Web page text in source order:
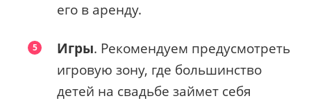
его в аренду.
Игры. Рекомендуем предусмотреть
игровую зону, где большинство
детей на свадьбе займет себя